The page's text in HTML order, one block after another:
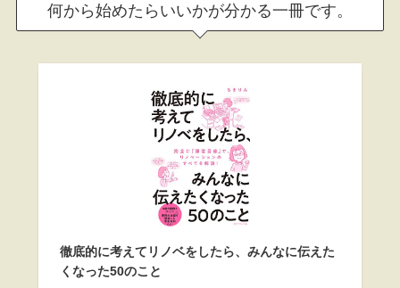
何から始めたらいいかが分かる一冊です。
徹底的に考えてリノベをしたら、みんなに伝えた
くなった50のこと